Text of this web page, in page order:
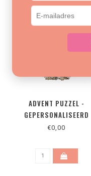
ADVENT PUZZEL -
GEPERSONALISEERD
€0,00